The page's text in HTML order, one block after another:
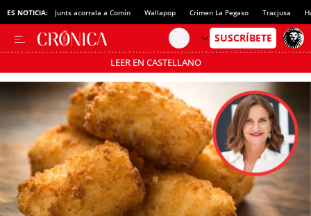
ES NOTICIA: Junts acorrala a Comín Wallapop Crimen La Pegaso Tracjusa
LEER EN CASTELLANO
Pásate al MODO AHORRO